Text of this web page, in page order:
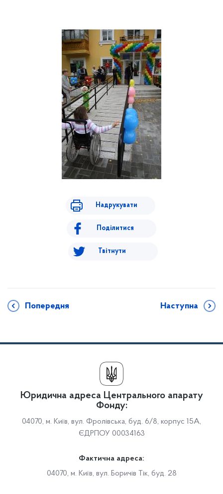
Надрукувати
Поділитися
Твітнути
Попередня Наступна
Юридична адреса Центрального апарату
Фонду:
04070, м. Київ, вул. Фролівська, буд. 6/8, корпус 15А,
ЄДРПОУ 00034163
Фактична адреса:
04070, м. Київ, вул. Боричів Тік, буд. 28